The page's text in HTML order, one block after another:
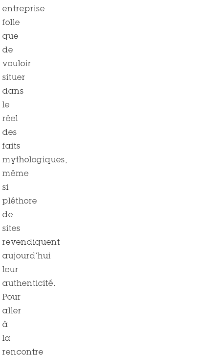
entreprise
folle
que
de
vouloir
situer
dans
le
réel
des
faits
mythologiques,
même
si
pléthore
de
sites
revendiquent
aujourd’hui
leur
authenticité.
Pour
aller
à
la
rencontre